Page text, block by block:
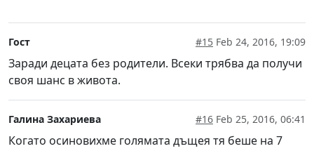
Гост #15 Feb 24, 2016, 19:09
Заради децата без родители. Всеки трябва да получи
своя шанс в живота.
Галина Захариева #16 Feb 25, 2016, 06:41
Когато осиновихме голямата дъщея тя беше на 7